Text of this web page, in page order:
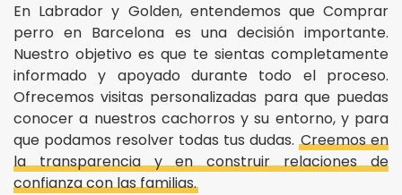
En Labrador y Golden, entendemos que Comprar
perro en Barcelona es una decisión importante.
Nuestro objetivo es que te sientas completamente
informado y apoyado durante todo el proceso.
Ofrecemos visitas personalizadas para que puedas
conocer a nuestros cachorros y su entorno, y para
que podamos resolver todas tus dudas.Creemos en
la transparencia y en construir relaciones de
confianza con las familias.